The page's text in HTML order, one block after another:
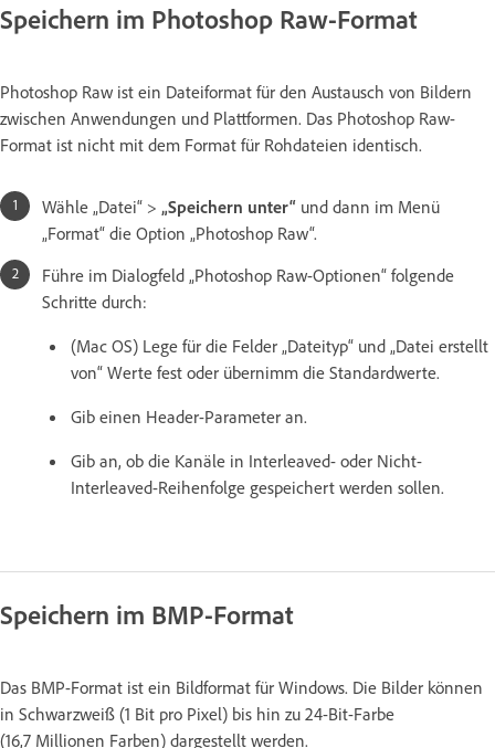
Speichern im Photoshop Raw-Format
Photoshop Raw ist ein Dateiformat für den Austausch von Bildern
zwischen Anwendungen und Plattformen. Das Photoshop Raw-
Format ist nicht mit dem Format für Rohdateien identisch.
Wähle „Datei“ > „Speichern unter“ und dann im Menü
„Format“ die Option „Photoshop Raw“.
Führe im Dialogfeld „Photoshop Raw-Optionen“ folgende
Schritte durch:
(Mac OS) Lege für die Felder „Dateityp“ und „Datei erstellt
von“ Werte fest oder übernimm die Standardwerte.
Gib einen Header-Parameter an.
Gib an, ob die Kanäle in Interleaved- oder Nicht-
Interleaved-Reihenfolge gespeichert werden sollen.
Speichern im BMP-Format
Das BMP-Format ist ein Bildformat für Windows. Die Bilder können
in Schwarzweiß (1 Bit pro Pixel) bis hin zu 24-Bit-Farbe
(16,7 Millionen Farben) dargestellt werden.